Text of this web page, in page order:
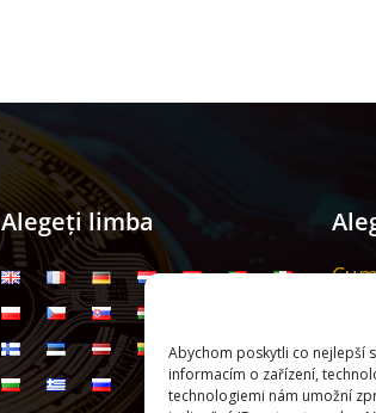
Abychom poskytli co nejlepší
informacím o zařízení,
technologiemi nám umožní
Alegeți limba